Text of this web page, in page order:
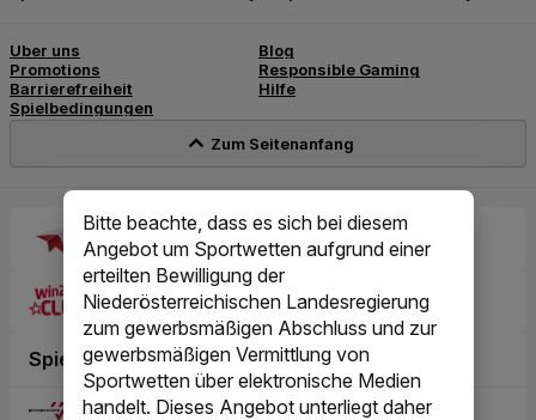
Bitte beachte, dass es sich bei diesem
Angebot um Sportwetten aufgrund einer
erteilten Bewilligung der
Niederösterreichischen Landesregierung
zum gewerbsmäßigen Abschluss und zur
gewerbsmäßigen Vermittlung von
Sportwetten über elektronische Medien
handelt. Dieses Angebot unterliegt daher